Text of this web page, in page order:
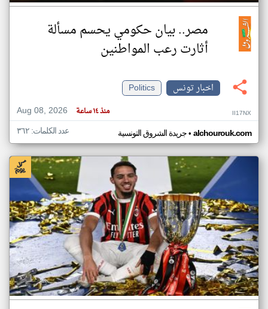
مصر.. بيان حكومي يحسم مسألة
أثارت رعب المواطنين
اخبار تونس
Politics
Aug 08, 2026
منذ ١٤ ساعة II17NX
جريدة الشروق التونسية• alchourouk.com عدد الكلمات: ٣٦٢